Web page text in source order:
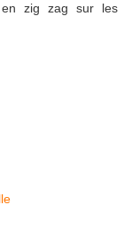
zig zag sur les